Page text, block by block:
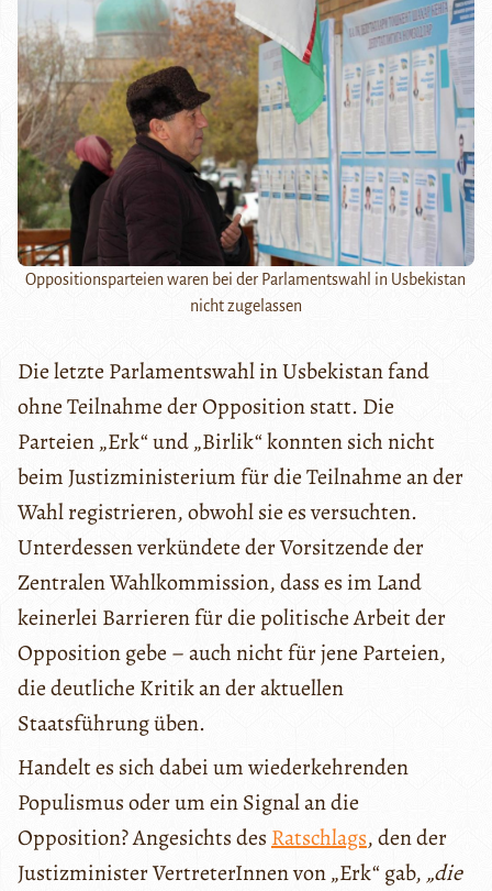
Oppositionsparteien waren bei der Parlamentswahl in Usbekistan
nicht zugelassen
Die letzte Parlamentswahl in Usbekistan fand
ohne Teilnahme der Opposition statt. Die
Parteien „Erk“ und „Birlik“ konnten sich nicht
beim Justizministerium für die Teilnahme an der
Wahl registrieren, obwohl sie es versuchten.
Unterdessen verkündete der Vorsitzende der
Zentralen Wahlkommission, dass es im Land
keinerlei Barrieren für die politische Arbeit der
Opposition gebe – auch nicht für jene Parteien,
die deutliche Kritik an der aktuellen
Staatsführung üben.
Handelt es sich dabei um wiederkehrenden
Populismus oder um ein Signal an die
Opposition? Angesichts des Ratschlags, den der
Justizminister VertreterInnen von „Erk“ gab, „die